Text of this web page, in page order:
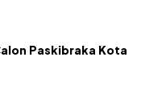
Paskibraka Kota